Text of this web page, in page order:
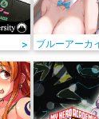
> ブルーアーカ